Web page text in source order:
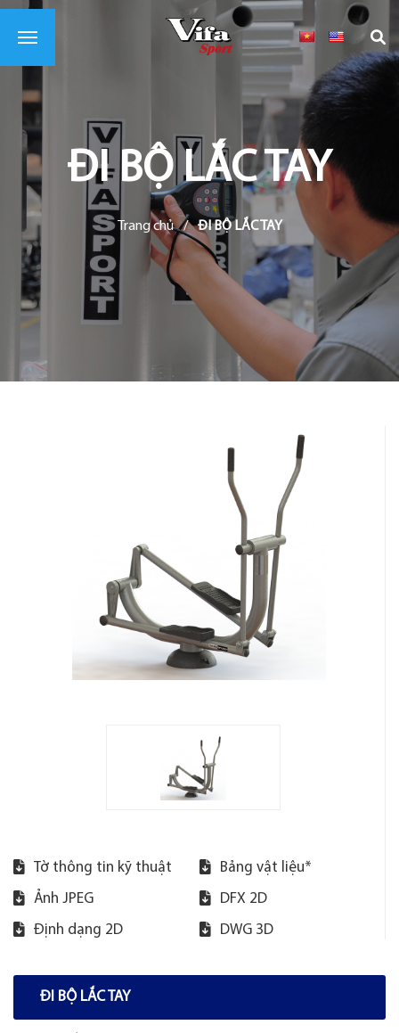
ĐI BỘ LẮC TAY
Trang chủ / ĐI BỘ LẮC TAY
Tờ thông tin kỹ thuật Bảng vật liệu*
Ảnh JPEG DFX 2D
Định dạng 2D DWG 3D
ĐI BỘ LẮC TAY